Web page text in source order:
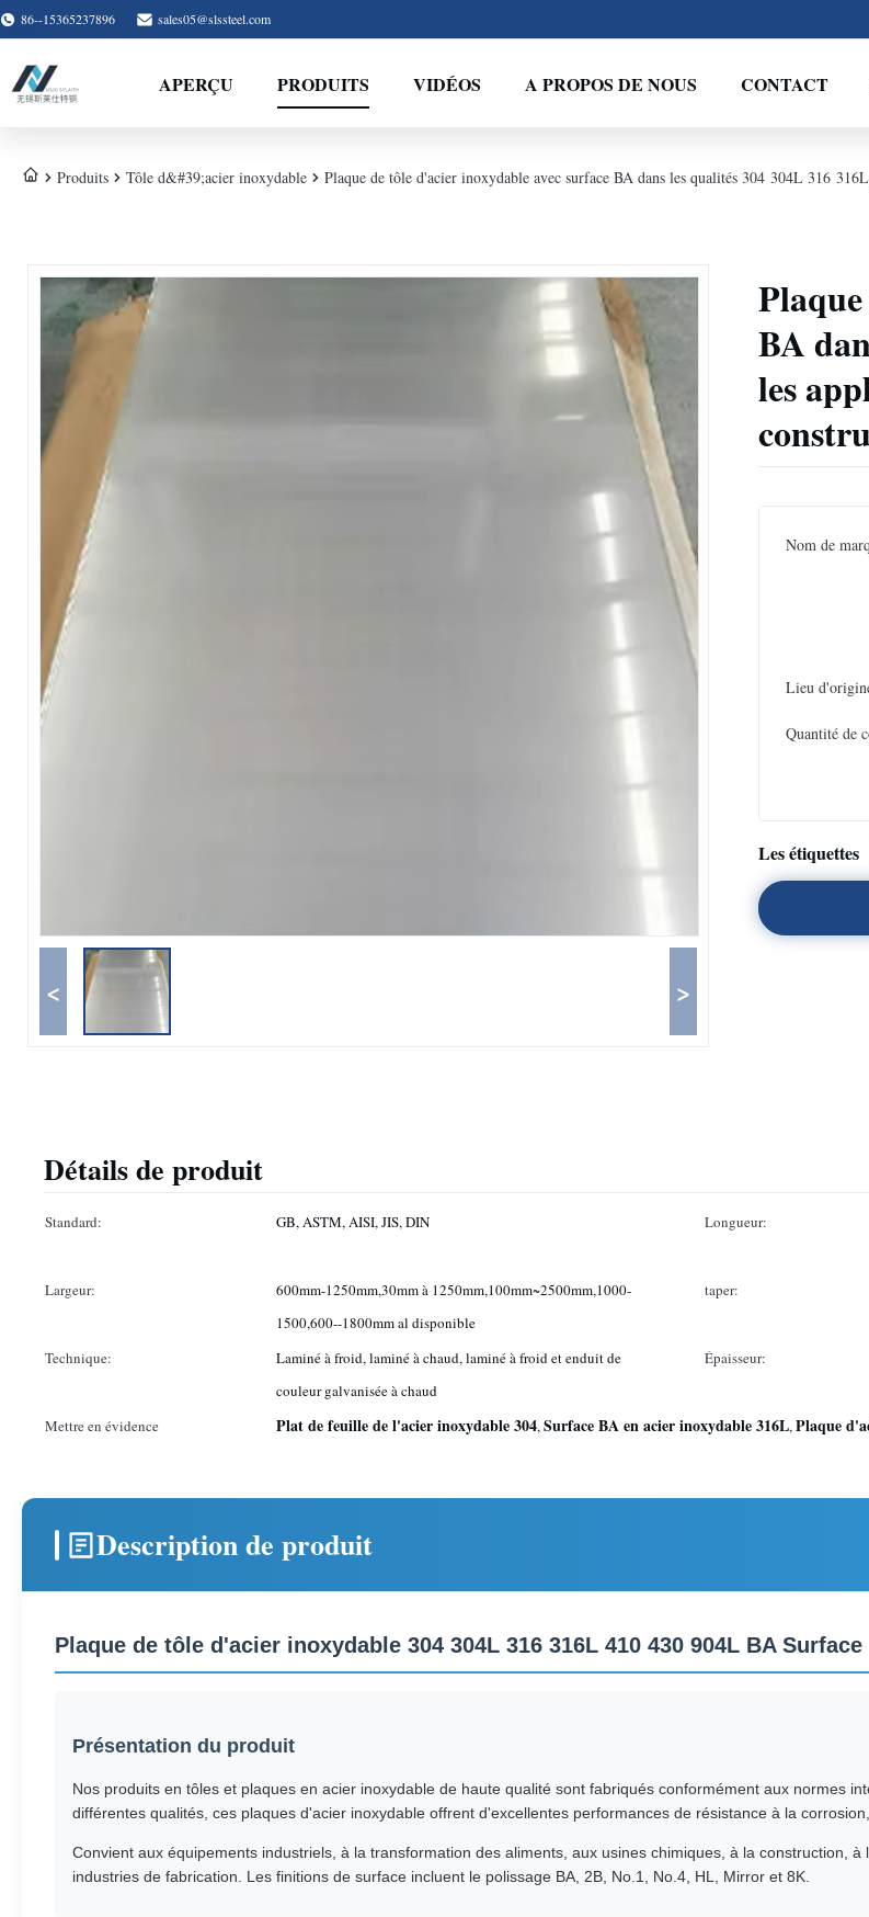
86--15365237896 sales05@slssteel.com
APERÇU PRODUITS VIDÉOS A PROPOS DE NOUS CONTACT
Produits Tôle d&#39;acier inoxydable Plaque de tôle d'acier inoxydable avec surface BA dans les qualités 304 304L 316
< >
BA
les
Nom de
Lieu
Quantité de
Les étiquettes
Détails de produit
Standard: GB, ASTM, AISI, JIS, DIN Longueur:
Largeur:
600mm-1250mm,30mm à 1250mm,100mm~2500mm,1000-
1500,600--1800mm al disponible
taper:
Technique:
Laminé à froid, laminé à chaud, laminé à froid et enduit de
couleur galvanisée à chaud
Épaisseur:
Mettre en évidence
Plat de feuille de l'acier inoxydable 304,Surface BA en acier inoxydable 316L,Plaque
Description de produit
Plaque de tôle d'acier inoxydable 304 304L 316 316L 410 430 904L BA Surface
Présentation du produit
Nos produits en tôles et plaques en acier inoxydable de haute qualité sont fabriqués conformément aux normes
différentes qualités, ces plaques d'acier inoxydable offrent d'excellentes performances de résistance à la
Convient aux équipements industriels, à la transformation des aliments, aux usines chimiques, à la construction,
industries de fabrication. Les finitions de surface incluent le polissage BA, 2B, No.1, No.4, HL, Mirror et 8K.